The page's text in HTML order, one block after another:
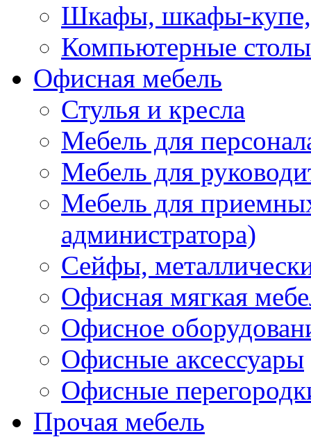
Шкафы, шкафы-купе,
Компьютерные столы
Офисная мебель
Стулья и кресла
Мебель для
Мебель для
Мебель для
администратора)
Сейфы,
Офисная мягкая
Офисное
Офисные аксессуары
Офисные
Прочая мебель